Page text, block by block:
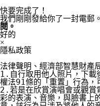
快要完成了！
我們剛剛發給你了一封電郵。
閱。
好的
×
隱私政策
法律聲明、經濟部智慧財產
1.自行取用他人照片，下載
權法91條的「重置」行為，
2.若是在欣賞演唱會或觀賞
彩的表演、音樂，與臉書上